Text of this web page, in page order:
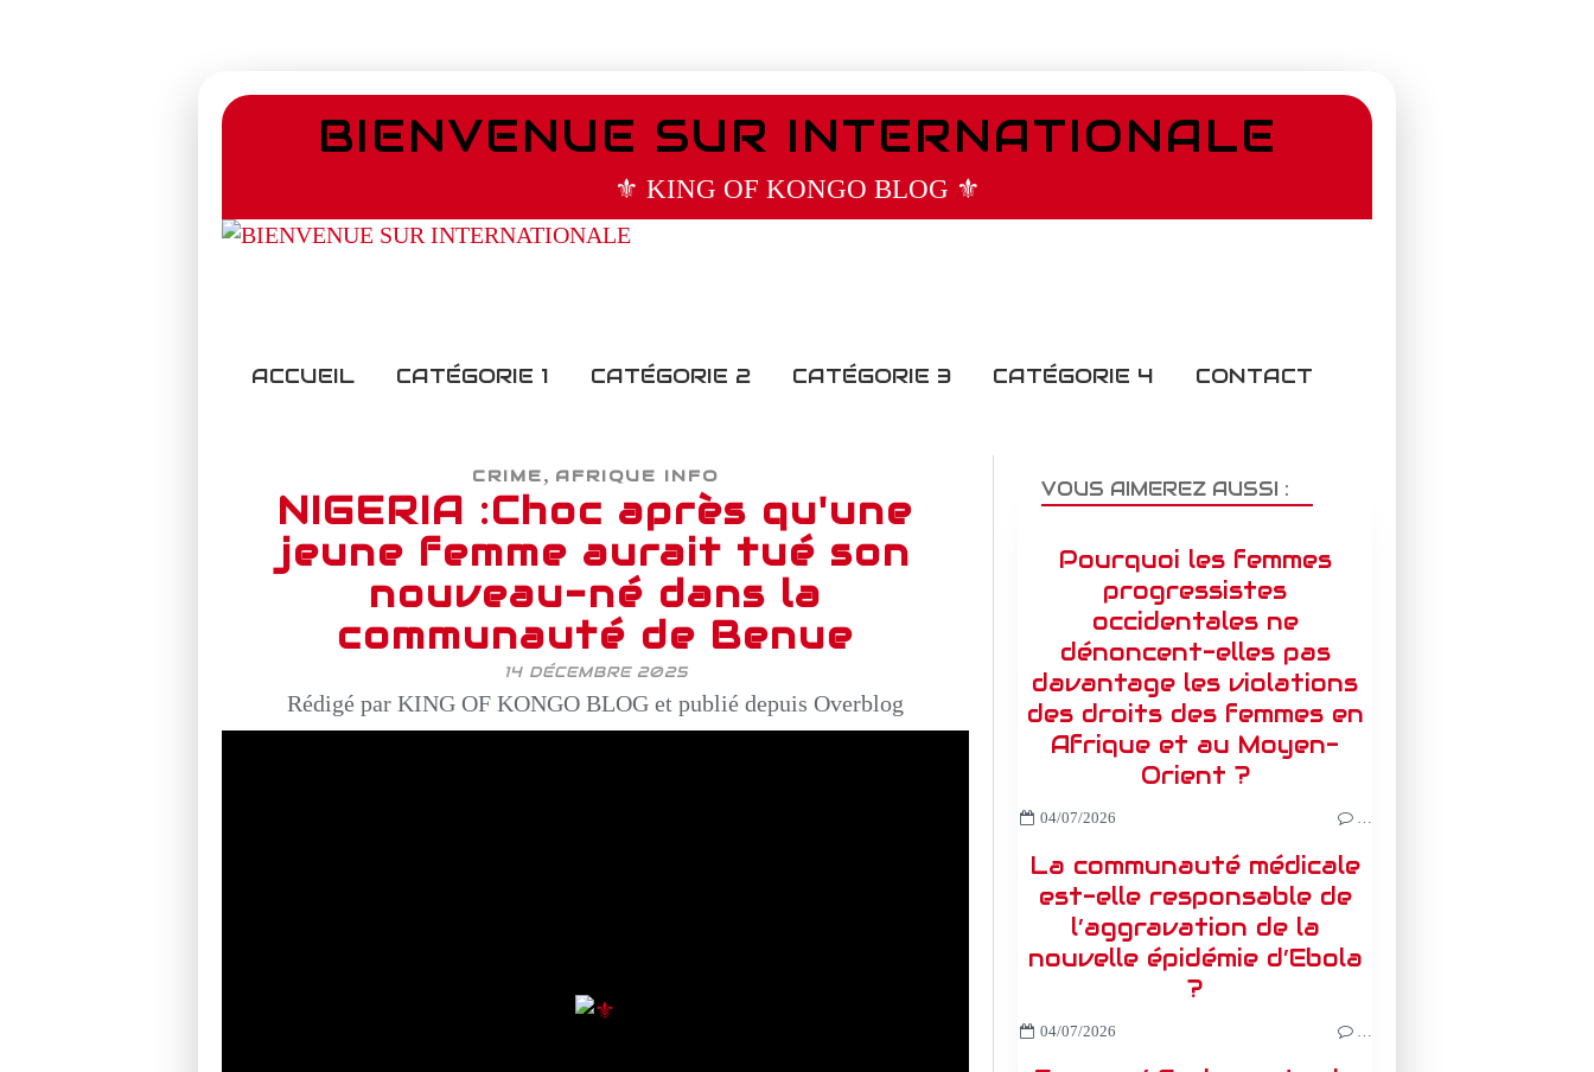
BIENVENUE SUR INTERNATIONALE
⚜️ KING OF KONGO BLOG ⚜️
ACCUEIL CATÉGORIE 1 CATÉGORIE 2 CATÉGORIE 3 CATÉGORIE 4 CONTACT
CRIME, AFRIQUE INFO
NIGERIA :Choc après qu'une
jeune femme aurait tué son
nouveau-né dans la
communauté de Benue
14 DÉCEMBRE 2025
Rédigé par KING OF KONGO BLOG et publié depuis Overblog
VOUS AIMEREZ AUSSI :
Pourquoi les femmes
progressistes
occidentales ne
dénoncent-elles pas
davantage les violations
des droits des femmes en
Afrique et au Moyen-
Orient ?
04/07/2026 …
La communauté médicale
est-elle responsable de
l’aggravation de la
nouvelle épidémie d’Ebola
?
04/07/2026 …